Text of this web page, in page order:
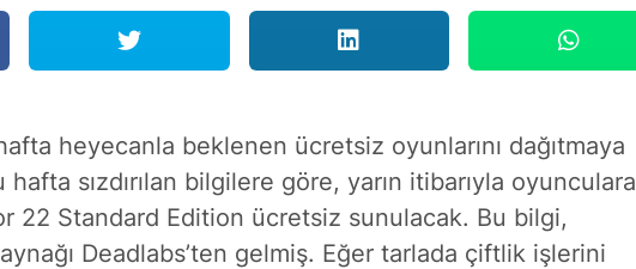
heyecanla beklenen ücretsiz oyunlarını dağıtmaya
sızdırılan bilgilere göre, yarın itibarıyla oyunculara
22 Standard Edition ücretsiz sunulacak. Bu bilgi,
Deadlabs’ten gelmiş. Eğer tarlada çiftlik işlerini